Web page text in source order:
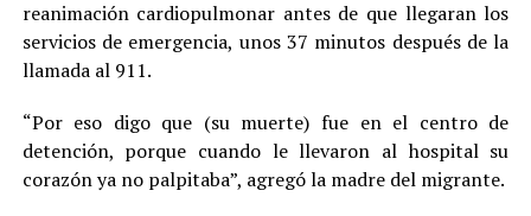
reanimación cardiopulmonar antes de que llegaran los
servicios de emergencia, unos 37 minutos después de la
llamada al 911.
“Por eso digo que (su muerte) fue en el centro de
detención, porque cuando le llevaron al hospital su
corazón ya no palpitaba”, agregó la madre del migrante.